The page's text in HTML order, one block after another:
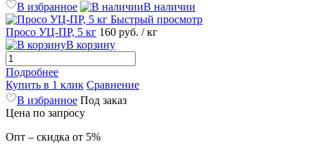
В избранное
В наличии
Быстрый просмотр
Просо УЦ-ПР, 5 кг 160 руб. / кг
В корзину
Подробнее
Купить в 1 клик Сравнение
В избранное Под заказ
Цена по запросу
Опт – скидка от 5%